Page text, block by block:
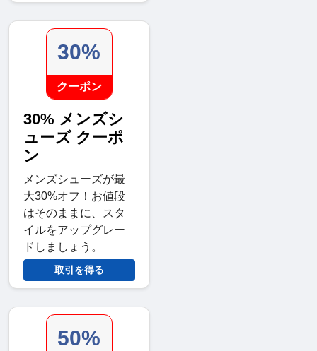
30%
クーポン
30% メンズシ
ューズ クーポ
ン
メンズシューズが最
大30%オフ！お値段
はそのままに、スタ
イルをアップグレー
ドしましょう。
取引を得る
50%